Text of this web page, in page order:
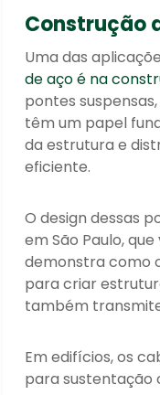
Construção
Uma das
de aço é na
pontes
têm um papel
da estrutura e
eficiente.
O design dessas
em São Paulo,
demonstra como
para criar
também
Em edifícios, os
para sustentação